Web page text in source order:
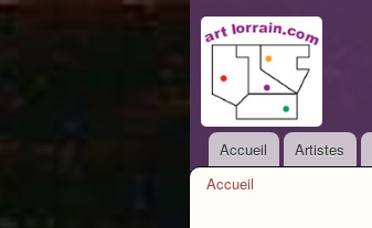
Menu principal
Accueil Artistes
Accueil